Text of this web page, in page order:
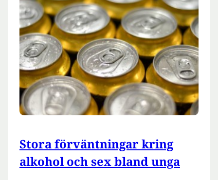
Stora förväntningar kring
alkohol och sex bland unga